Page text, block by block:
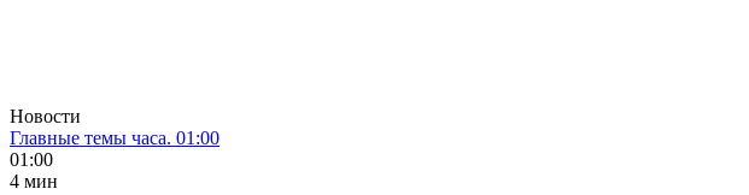
Новости
Главные темы часа. 01:00
01:00
4 мин